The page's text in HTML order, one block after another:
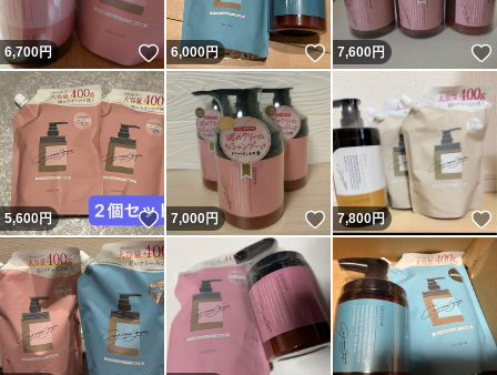
6,700円 いいね！
6,000円 いいね！
7,600円
5,600円 いいね！
7,000円 いいね！
7,800円